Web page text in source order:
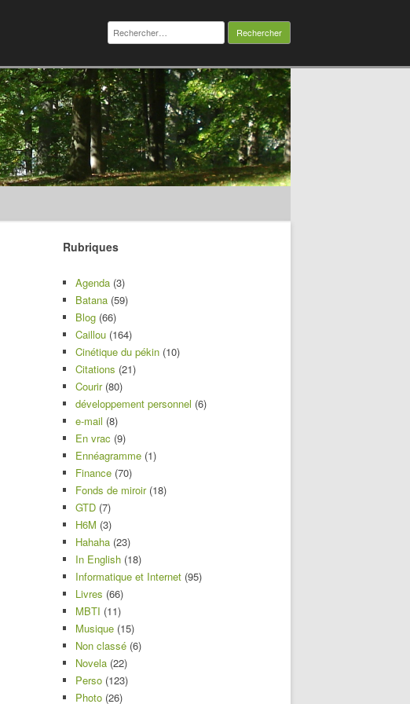
Rechercher :
Rubriques
Agenda (3)
Batana (59)
Blog (66)
Caillou (164)
Cinétique du pékin (10)
Citations (21)
Courir(80)
développement personnel (6)
e-mail (8)
En vrac (9)
Ennéagramme (1)
Finance (70)
Fonds de miroir(18)
GTD (7)
H6M (3)
Hahaha (23)
In English (18)
Informatique et Internet (95)
Livres (66)
MBTI (11)
Musique (15)
Non classé (6)
Novela (22)
Perso (123)
Photo (26)